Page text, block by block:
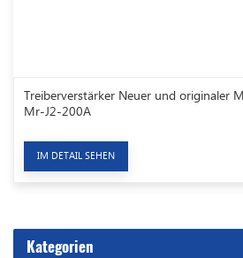
Treiberverstärker Neuer und originaler
Mr-J2-200A
IM DETAIL SEHEN
Kategorien